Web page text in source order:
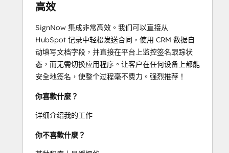
高效
SignNow 集成非常高效。我们可以直接从
HubSpot 记录中轻松发送合同，使用 CRM 数据自
动填写文档字段，并直接在平台上监控签名跟踪状
态，而无需切换应用程序。让客户在任何设备上都能
安全地签名，使整个过程毫不费力。强烈推荐！
你喜歡什麼？
详细介绍我的工作
你不喜歡什麼？